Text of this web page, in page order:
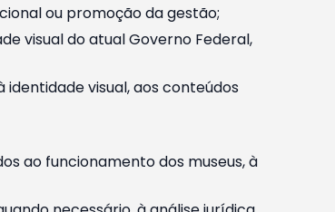
ou promoção da gestão;
visual do atual Governo Federal,
identidade visual, aos conteúdos
ao funcionamento dos museus, à